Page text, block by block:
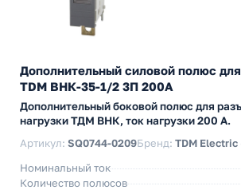
Дополнительный силовой полюс
TDM ВНК-35-1/2 3П 200А
Дополнительный боковой полюс для
нагрузки ТДМ ВНК, ток нагрузки 200 А.
Артикул: SQ0744-0209Бренд: TDM
Номинальный ток
Количество полюсов